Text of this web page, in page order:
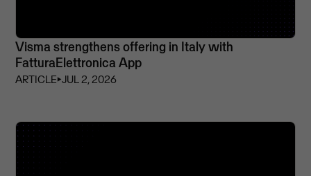
Visma strengthens offering in Italy with
FatturaElettronica App
ARTICLE⏵JUL 2, 2026